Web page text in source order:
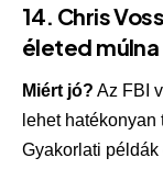
14. Chris
életed múlna
Miért jó? Az FBI
lehet
Gyakorlati példák